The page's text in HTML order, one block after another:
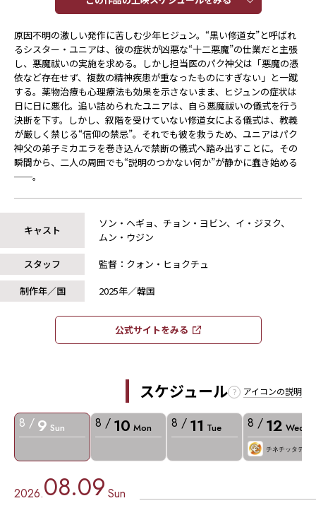
原因不明の激しい発作に苦しむ少年ヒジュン。“黒い修道女”と呼ばれ
るシスター・ユニアは、彼の症状が凶悪な“十二悪魔”の仕業だと主張
し、悪魔祓いの実施を求める。しかし担当医のパク神父は「悪魔の憑
依など存在せず、複数の精神疾患が重なったものにすぎない」と一蹴
する。薬物治療も心理療法も効果を示さないまま、ヒジュンの症状は
日に日に悪化。追い詰められたユニアは、自ら悪魔祓いの儀式を行う
決断を下す。しかし、叙階を受けていない修道女による儀式は、教義
が厳しく禁じる“信仰の禁忌”。それでも彼を救うため、ユニアはパク
神父の弟子ミカエラを巻き込んで禁断の儀式へ踏み出すことに。その
瞬間から、二人の周囲でも“説明のつかない何か”が静かに蠢き始める
──。
キャスト
ソン・ヘギョ、チョン・ヨビン、イ・ジヌク、
ムン・ウジン
スタッフ
監督：クォン・ヒョクチュ
制作年／国
2025年／韓国
公式サイトをみる​​
スケジュール アイコンの説明
8 / 9 Sun 8 / 10 Mon 8 / 11 Tue 8 / 12 Wed
チネチッタデー
2026.08.09 Sun